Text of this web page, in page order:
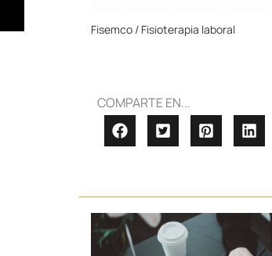
Fisemco / Fisioterapia laboral
COMPARTE EN...